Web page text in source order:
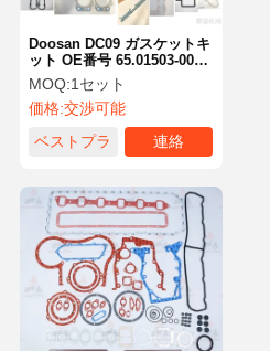
Doosan DC09 ガスケットキ
ット OE番号 65.01503-0038
DX380LC-9C DX420LC-9C
エンジン部品用
MOQ:1セット
価格:交渉可能
ベストプラ
連絡